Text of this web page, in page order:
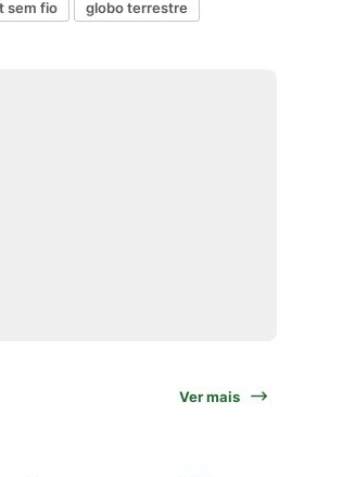
sem fio globo terrestre
Ver mais